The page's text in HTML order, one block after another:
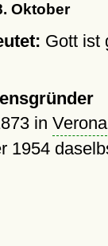
Oktober
Gott ist
in Verona
1954